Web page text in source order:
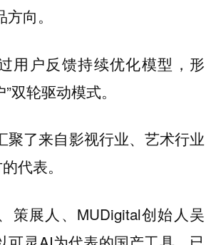
向。
用户反馈持续优化模型，形
双轮驱动模式。
聚了来自影视行业、艺术行业
代表。
策展人、MUDigital创始人吴